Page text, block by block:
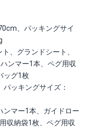
、パッキングサイ
、グランドシート、
ンマー1本、ペグ用収
ッグ1枚
ッキングサイズ：
ンマー1本、ガイドロー
収納袋1枚、ペグ用収